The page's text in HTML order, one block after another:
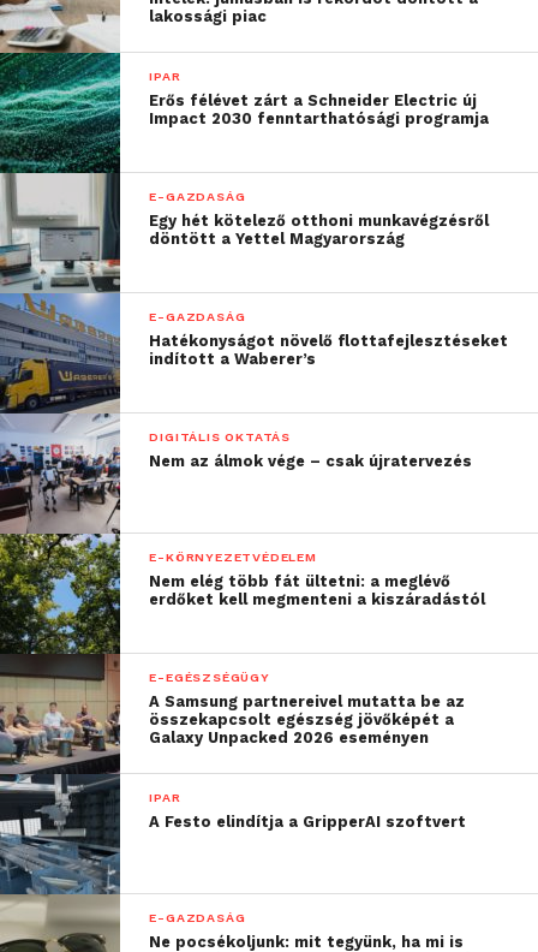
lakossági piac
IPAR
Erős félévet zárt a Schneider Electric új
Impact 2030 fenntarthatósági programja
E-GAZDASÁG
Egy hét kötelező otthoni munkavégzésről
döntött a Yettel Magyarország
E-GAZDASÁG
Hatékonyságot növelő flottafejlesztéseket
indított a Waberer’s
DIGITÁLIS OKTATÁS
Nem az álmok vége – csak újratervezés
E-KÖRNYEZETVÉDELEM
Nem elég több fát ültetni: a meglévő
erdőket kell megmenteni a kiszáradástól
E-EGÉSZSÉGÜGY
A Samsung partnereivel mutatta be az
összekapcsolt egészség jövőképét a
Galaxy Unpacked 2026 eseményen
IPAR
A Festo elindítja a GripperAI szoftvert
E-GAZDASÁG
Ne pocsékoljunk: mit tegyünk, ha mi is